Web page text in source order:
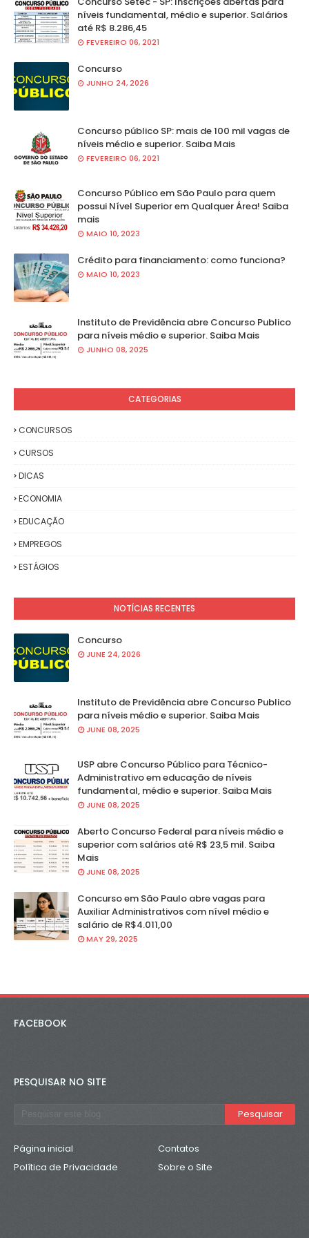
níveis fundamental, médio e superior. Salários
até R$ 8.286,45
FEVEREIRO 06, 2021
Concurso
JUNHO 24, 2026
Concurso público SP: mais de 100 mil vagas de
níveis médio e superior. Saiba Mais
FEVEREIRO 06, 2021
Concurso Público em São Paulo para quem
possui Nível Superior em Qualquer Área! Saiba
mais
MAIO 10, 2023
Crédito para financiamento: como funciona?
MAIO 10, 2023
Instituto de Previdência abre Concurso Publico
para níveis médio e superior. Saiba Mais
JUNHO 08, 2025
CATEGORIAS
CONCURSOS
CURSOS
DICAS
ECONOMIA
EDUCAÇÃO
EMPREGOS
ESTÁGIOS
NOTÍCIAS RECENTES
Concurso
JUNE 24, 2026
Instituto de Previdência abre Concurso Publico
para níveis médio e superior. Saiba Mais
JUNE 08, 2025
USP abre Concurso Público para Técnico-
Administrativo em educação de níveis
fundamental, médio e superior. Saiba Mais
JUNE 08, 2025
Aberto Concurso Federal para níveis médio e
superior com salários até R$ 23,5 mil. Saiba
Mais
JUNE 08, 2025
Concurso em São Paulo abre vagas para
Auxiliar Administrativos com nível médio e
salário de R$4.011,00
MAY 29, 2025
FACEBOOK
PESQUISAR NO SITE
Página inicial
Contatos
Política de Privacidade
Sobre o Site